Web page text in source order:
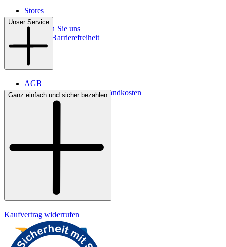
Stores
Kontakt
So finden Sie uns
Digitale Barrierefreiheit
Unser Service
AGB
Lieferbedingungen & Versandkosten
Bezahlung
Ganz einfach und sicher bezahlen
Kaufvertrag widerrufen